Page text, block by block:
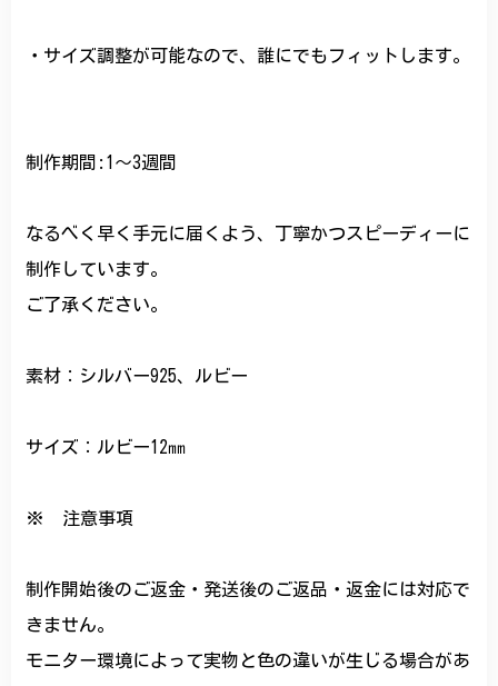
・サイズ調整が可能なので、誰にでもフィットします。
制作期間:1〜3週間
なるべく早く手元に届くよう、丁寧かつスピーディーに
制作しています。
ご了承ください。
素材：シルバー925、ルビー
サイズ：ルビー12㎜
※ 注意事項
制作開始後のご返金・発送後のご返品・返金には対応で
きません。
モニター環境によって実物と色の違いが生じる場合があ